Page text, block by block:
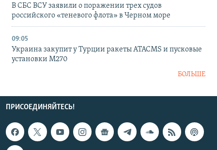
В СБС ВСУ заявили о поражении трех судов
российского «теневого флота» в Черном море
09:05
Украина закупит у Турции ракеты ATACMS и пусковые
установки M270
БОЛЬШЕ
ПРИСОЕДИНЯЙТЕСЬ!